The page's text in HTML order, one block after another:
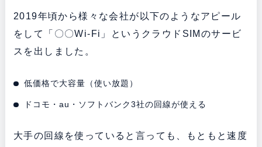
2019年頃から様々な会社が以下のようなアピール
をして「〇〇Wi-Fi」というクラウドSIMのサービ
スを出しました。
低価格で大容量（使い放題）
ドコモ・au・ソフトバンク3社の回線が使える
大手の回線を使っていると言っても、もともと速度